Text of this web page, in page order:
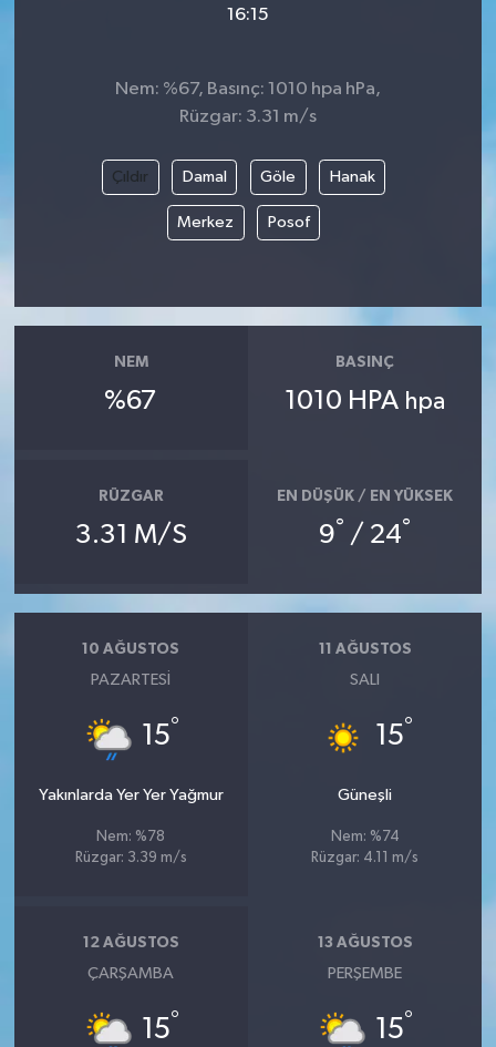
16:15
Nem: %67, Basınç: 1010 hpa hPa,
Rüzgar: 3.31 m/s
Çıldır Damal Göle Hanak
Merkez Posof
NEM
%67
BASINÇ
1010 HPA hpa
RÜZGAR
3.31 M/S
EN DÜŞÜK / EN YÜKSEK
9° / 24°
10 AĞUSTOS
PAZARTESI
15°
Yakınlarda Yer Yer Yağmur
Nem: %78
Rüzgar: 3.39 m/s
11 AĞUSTOS
SALI
15°
Güneşli
Nem: %74
Rüzgar: 4.11 m/s
12 AĞUSTOS
ÇARŞAMBA
15°
13 AĞUSTOS
PERŞEMBE
15°